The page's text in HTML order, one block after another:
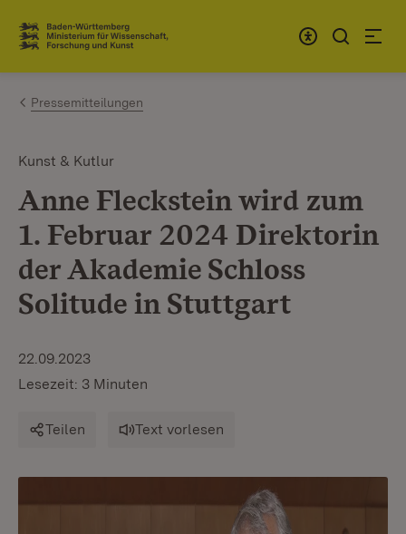
Zum Inhalt springen
Link zur Startseite
Pressemitteilungen
Kunst & Kutlur
Anne Fleckstein wird zum
1. Februar 2024 Direktorin
der Akademie Schloss
Solitude in Stuttgart
22.09.2023
Lesezeit: 3 Minuten
Teilen Text vorlesen